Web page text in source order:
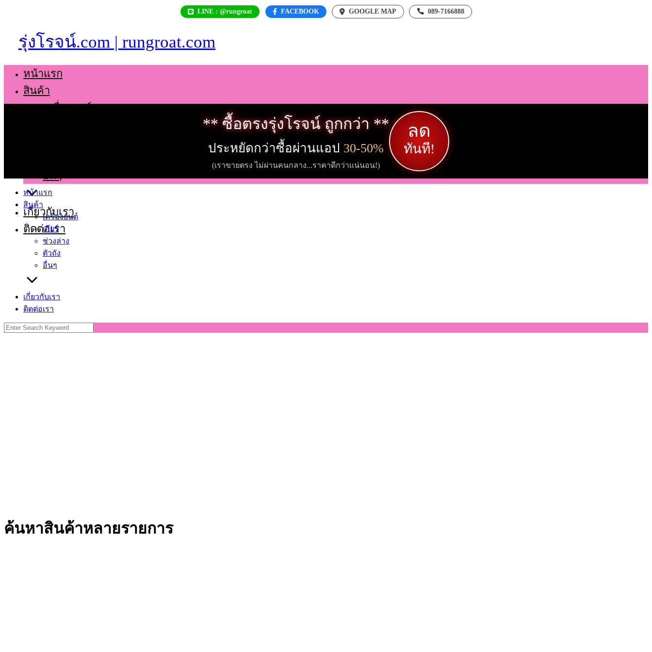
LINE : @rungroat FACEBOOK GOOGLE MAP 089-7166888
รุ่งโรจน์.com | rungroat.com
หน้าแรก
สินค้า
เครื่องยนต์
อื่นๆ
เกี่ยวกับเรา
ติดต่อเรา
** ซื้อตรงรุ่งโรจน์ ถูกกว่า **
ประหยัดกว่าซื้อผ่านแอป 30-50%
(เราขายตรง ไม่ผ่านคนกลาง...ราคาดีกว่าแน่นอน!)
ลด
ทันที!
หน้าแรก
สินค้า
เครื่องยนต์
เกียร์
ช่วงล่าง
ตัวถัง
อื่นๆ
เกี่ยวกับเรา
ติดต่อเรา
Search
for:
ค้นหาสินค้าหลายรายการ